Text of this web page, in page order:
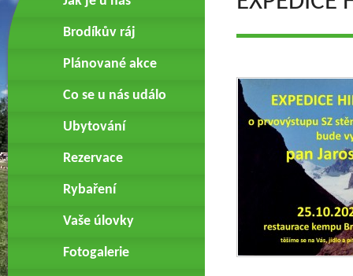
Brodíkův ráj
Plánované akce
Co se u nás událo
Ubytování
Rezervace
Rybaření
Vaše úlovky
Fotogalerie